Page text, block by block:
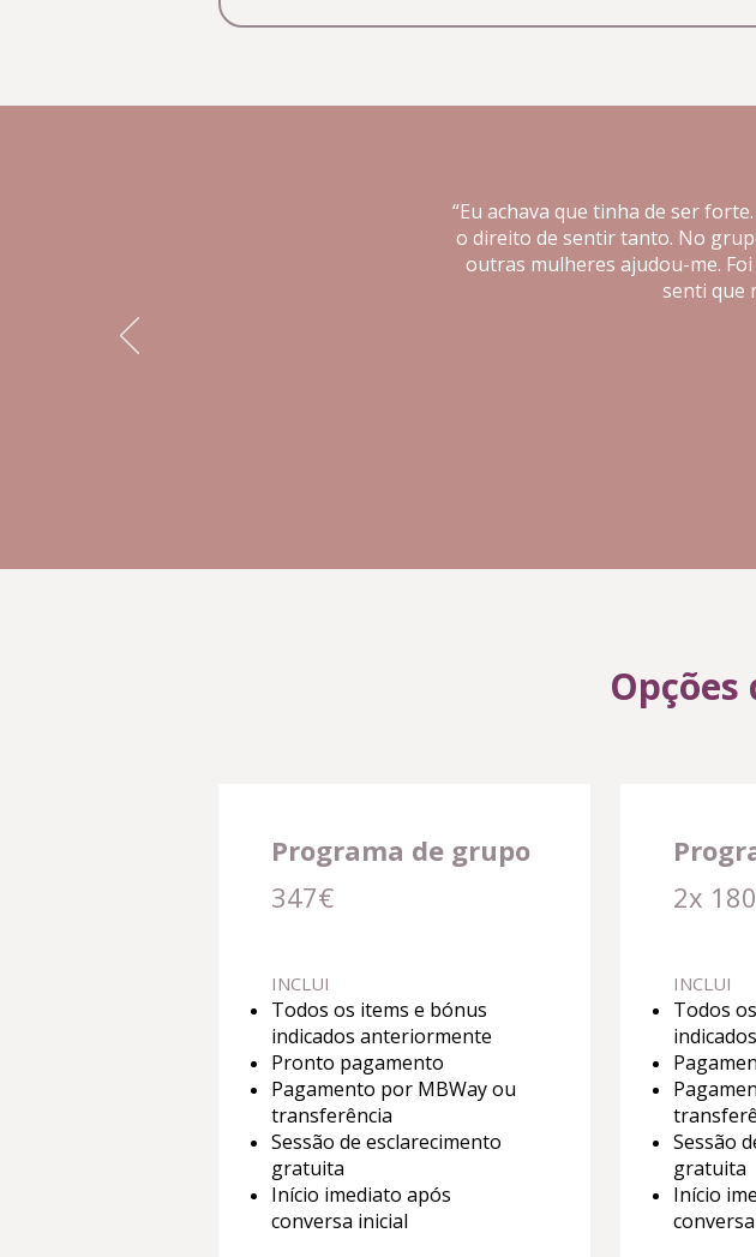
“Eu achava que tinha de ser forte.
o direito de sentir tanto. No
outras mulheres ajudou-me.
senti que
Programa de grupo
347€
INCLUI
Todos os items e bónus
indicados anteriormente
Pronto pagamento
Pagamento por MBWay ou
transferência
Sessão de esclarecimento
gratuita
Início imediato após
conversa inicial
2x
INCLUI
Todos
Sessão
gratuita
Início